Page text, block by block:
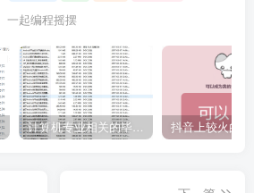
一起编程摇摆
计算机专业相关的毕业设计论文合集免费下载